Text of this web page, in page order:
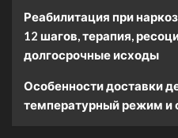
Реабилитация при
12 шагов, терапия,
долгосрочные исходы
Особенности доставки
температурный режим и